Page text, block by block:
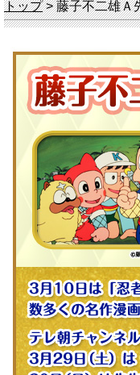
トップ> 藤子不二雄Ａ